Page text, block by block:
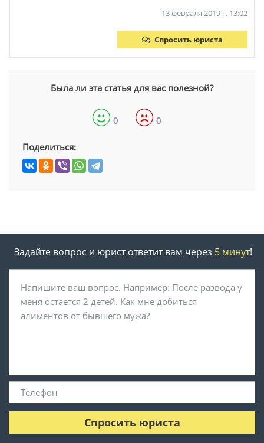
13 февраля 2019 г. 13:02
Спросить юриста
Была ли эта статья для вас полезной?
0 0
Поделиться:
Задайте вопрос и юрист ответит вам через 5 минут!
Спросить юриста